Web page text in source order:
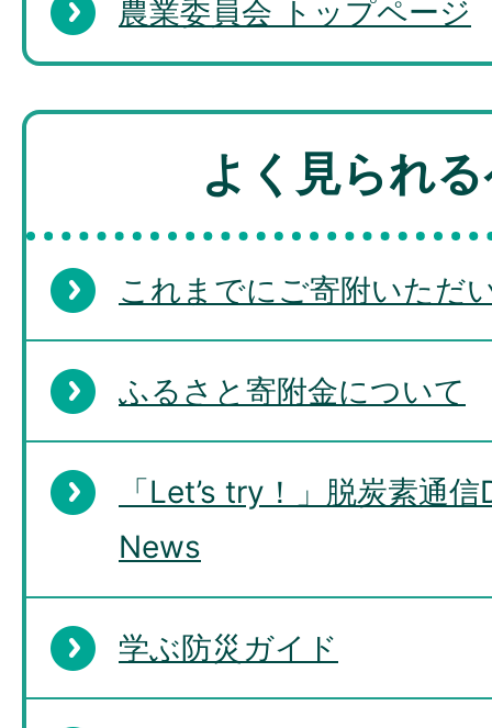
農業委員会 トップページ
よく見られ
これまでにご寄附いただ
ふるさと寄附金について
「Let’s try！」脱炭素通
News
学ぶ防災ガイド